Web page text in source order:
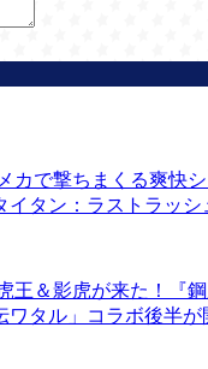
カで撃ちまくる爽快
イタン：ラストラッシ
王＆影虎が来た！『鋼
ワタル」コラボ後半が